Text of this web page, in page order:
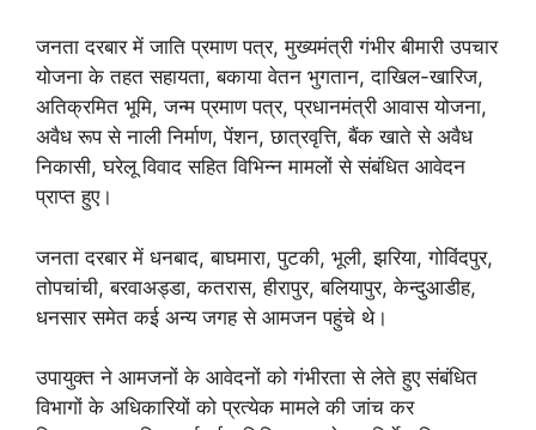
जनता दरबार में जाति प्रमाण पत्र, मुख्यमंत्री गंभीर बीमारी उपचार
योजना के तहत सहायता, बकाया वेतन भुगतान, दाखिल-खारिज,
अतिक्रमित भूमि, जन्म प्रमाण पत्र, प्रधानमंत्री आवास योजना,
अवैध रूप से नाली निर्माण, पेंशन, छात्रवृत्ति, बैंक खाते से अवैध
निकासी, घरेलू विवाद सहित विभिन्न मामलों से संबंधित आवेदन
प्राप्त हुए।
जनता दरबार में धनबाद, बाघमारा, पुटकी, भूली, झरिया, गोविंदपुर,
तोपचांची, बरवाअड्डा, कतरास, हीरापुर, बलियापुर, केन्दुआडीह,
धनसार समेत कई अन्य जगह से आमजन पहुंचे थे।
उपायुक्त ने आमजनों के आवेदनों को गंभीरता से लेते हुए संबंधित
विभागों के अधिकारियों को प्रत्येक मामले की जांच कर